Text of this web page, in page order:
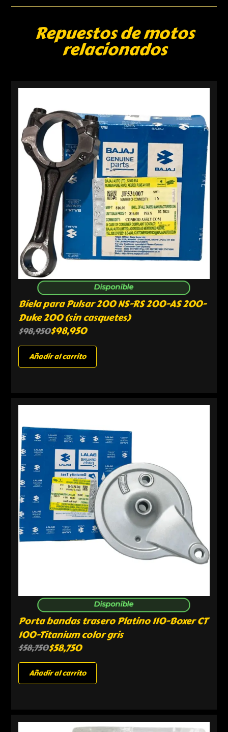
Repuestos de motos
relacionados
Disponible
Biela para Pulsar 200 NS-RS 200-AS 200-
Duke 200 (sin casquetes)
$98,950$98,950
Añadir al carrito
Disponible
Porta bandas trasero Platino 110-Boxer CT
100-Titanium color gris
$58,750$58,750
Añadir al carrito